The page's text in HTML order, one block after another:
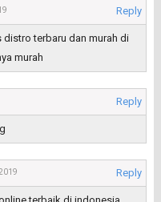
Reply
distro terbaru dan murah di
murah
Reply
Reply